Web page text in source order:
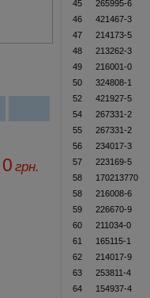
0 грн.
45
265995-6
46
421467-3
47
214173-5
48
213262-3
49
216001-0
50
324808-1
52
421927-5
54
267331-2
55
267331-2
56
234017-3
57
223169-5
58
170213770
58
216008-6
59
226670-9
60
211034-0
61
165115-1
62
214017-9
63
253811-4
64
154937-4